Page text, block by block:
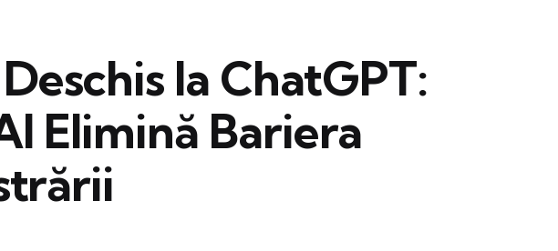
la ChatGPT:
Elimină Bariera